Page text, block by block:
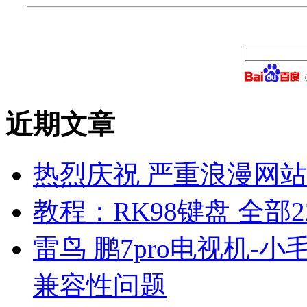
近期文章
热烈庆祝 严重浪漫网
教程：RK98键盘 全部
雷鸟 鹏7pro电视机-小
兼容性问题